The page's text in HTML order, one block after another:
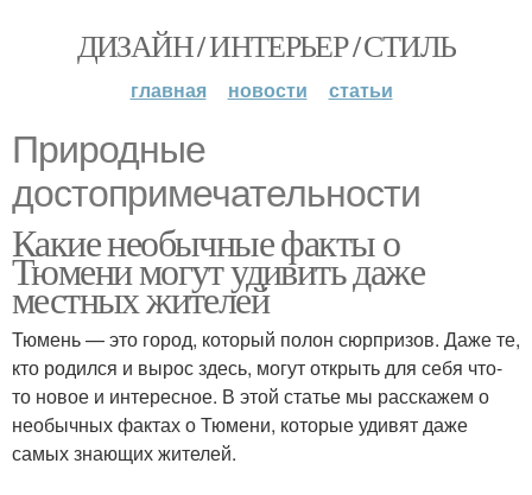
ДИЗАЙН / ИНТЕРЬЕР / СТИЛЬ
главная новости статьи
Природные
достопримечательности
Какие необычные факты о
Тюмени могут удивить даже
местных жителей
Тюмень — это город, который полон сюрпризов. Даже те,
кто родился и вырос здесь, могут открыть для себя что-
то новое и интересное. В этой статье мы расскажем о
необычных фактах о Тюмени, которые удивят даже
самых знающих жителей.